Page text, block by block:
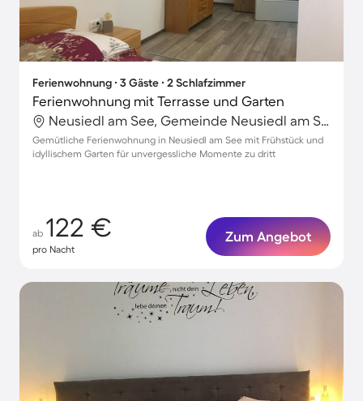
Ferienwohnung ∙ 3 Gäste ∙ 2 Schlafzimmer
Ferienwohnung mit Terrasse und Garten
Neusiedl am See, Gemeinde Neusiedl am See, Österreich
Gemütliche Ferienwohnung in Neusiedl am See mit Frühstück und
idyllischem Garten für unvergessliche Momente zu dritt
ab 122 €
pro Nacht
Zum Angebot